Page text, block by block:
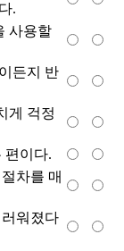
.
사용할
든지 반
게 걱정
편이다.
차를 매
워졌다